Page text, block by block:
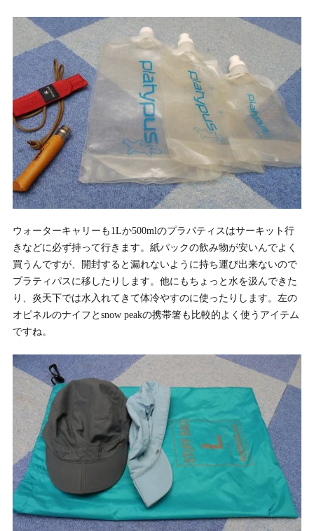
ウォーターキャリーも1Lか500mlのプラパティスはサーキット行
きなどに必ず持って行きます。紙パックの飲み物が安いんでよく
買うんですが、開封すると漏れないように持ち運び出来ないので
プラティパスに移したりします。他にもちょっと水を汲んできた
り、炎天下では水入れてきて体冷やすのに使ったりします。左の
オピネルのナイフとsnow peakの携帯箸も比較的よく使うアイテム
ですね。